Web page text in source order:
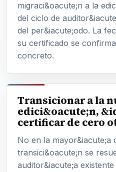
migraci&oacute;n a la
del ciclo de
del per&iacute;odo. La
su certificado se
concreto.
Transicionar a la
edici&oacute;n,
certificar de cero
No en la mayor&iacute;a
transici&oacute;n se
auditor&iacute;a